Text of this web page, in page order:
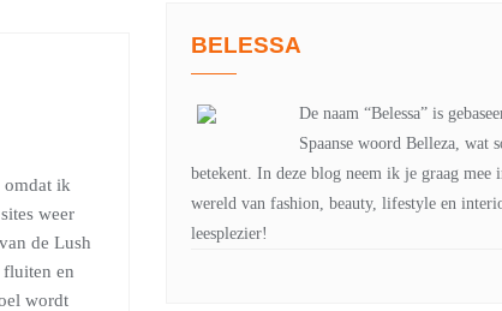
omdat ik
weer
de Lush
en
wordt
BELESSA
De naam “Belessa” is
Spaanse woord Belleza, wat
betekent. In deze blog neem ik je graag mee
wereld van fashion, beauty, lifestyle en
leesplezier!